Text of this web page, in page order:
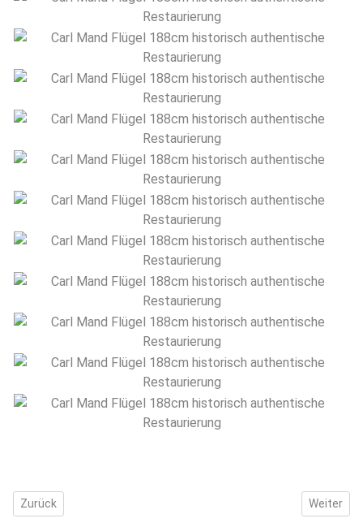
Vorheriger Beitrag: Restaurierung Bechstein A Flügel 180cm
Zurück Nächster
Weiter